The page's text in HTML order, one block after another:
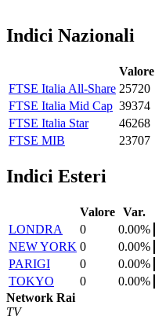
Indici Nazionali
Valore
FTSE Italia All-Share 25720
FTSE Italia Mid Cap 39374
FTSE Italia Star
46268
FTSE MIB
23707
Indici Esteri
Valore Var.
LONDRA
0
0.00%
NEW YORK 0
0.00%
PARIGI
0
0.00%
TOKYO
0
0.00%
Network Rai
TV